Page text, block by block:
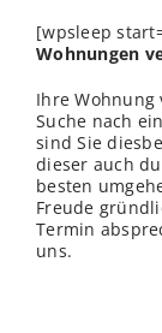
[wpsleep
Wohnungen
Ihre Wohnung
Suche nach
sind Sie
dieser auch
besten
Freude
Termin
uns.